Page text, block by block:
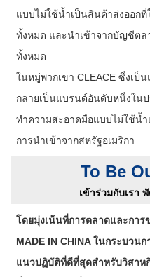
แบบไม่ใช้น้ำเป็นสินค้าส่งออก
ทั้งหมด และนำเข้าจากบัญชีตล
ทั้งหมด
ในหมู่พวกเขา CLEACE ซึ่งเป็
กลายเป็นแบรนด์อันดับหนึ่งในป
ทำความสะอาดมือแบบไม่ใช้น้
การนำเข้าจากสหรัฐอเมริกา
To Be
เข้าร่วมกับเรา
โดยมุ่งเน้นที่การตลาดและกา
MADE IN CHINA ในกระบวน
แนวปฏิบัติที่ดีที่สุดสำหรับวิสาห